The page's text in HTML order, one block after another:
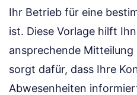
Ihr Betrieb für eine
ist. Diese Vorlage hilft
ansprechende Mitteilung
sorgt dafür, dass Ihre
Abwesenheiten